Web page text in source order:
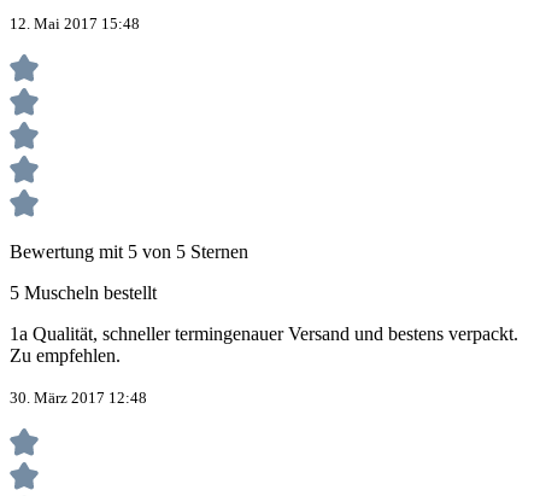
12. Mai 2017 15:48
Bewertung mit 5 von 5 Sternen
5 Muscheln bestellt
1a Qualität, schneller termingenauer Versand und bestens verpackt.
Zu empfehlen.
30. März 2017 12:48